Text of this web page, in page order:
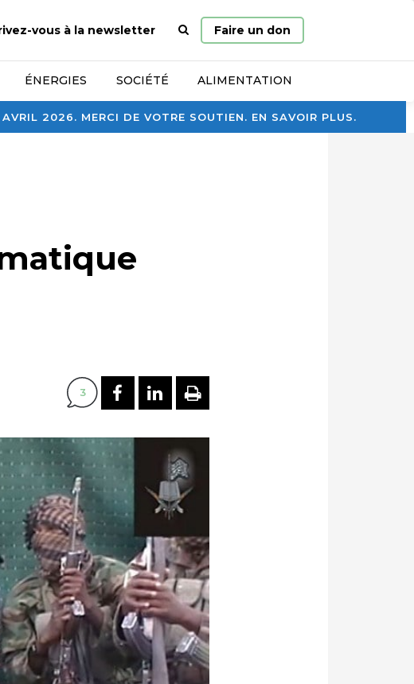
2026. MERCI DE VOTRE SOUTIEN. EN SAVOIR PLUS.
vous à la newsletter
Page
d’accueil
Faire un don
ÉNERGIES SOCIÉTÉ ALIMENTATION
3 PARTAGER SUR FACEBOOK
PARTAGER SUR
IMPRIMER